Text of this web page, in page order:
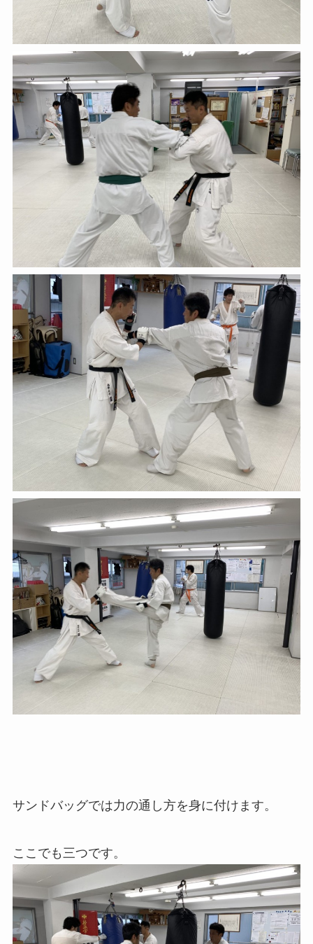
サンドバッグでは力の通し方を身に付けます。
ここでも三つです。